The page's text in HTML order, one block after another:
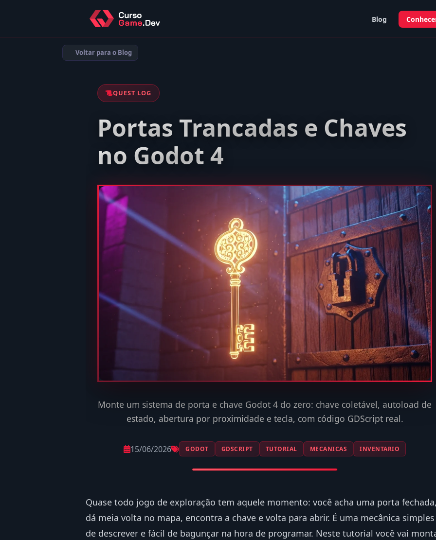
Blog
Voltar para o Blog
QUEST LOG
Portas Trancadas e Chaves
no Godot 4
Monte um sistema de porta e chave Godot 4 do zero: chave coletável, autoload de
estado, abertura por proximidade e tecla, com código GDScript real.
15/06/2026 GODOT GDSCRIPT TUTORIAL MECANICAS INVENTARIO
Quase todo jogo de exploração tem aquele momento: você acha uma porta
dá meia volta no mapa, encontra a chave e volta para abrir. É uma mecânica simples
de descrever e fácil de bagunçar na hora de programar. Neste tutorial você vai